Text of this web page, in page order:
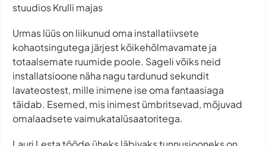
stuudios Krulli majas
Urmas lüüs on liikunud oma installatiivsete
kohaotsingutega järjest kõikehõlmavamate ja
totaalsemate ruumide poole. Sageli võiks neid
installatsioone näha nagu tardunud sekundit
lavateostest, mille inimene ise oma fantaasiaga
täidab. Esemed, mis inimest ümbritsevad, mõjuvad
omalaadsete vaimukatalüsaatoritega.